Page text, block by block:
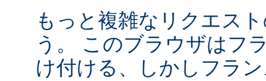
もっと複雑なリクエス
う。 このブラウザはフ
け付ける、しかしフラ